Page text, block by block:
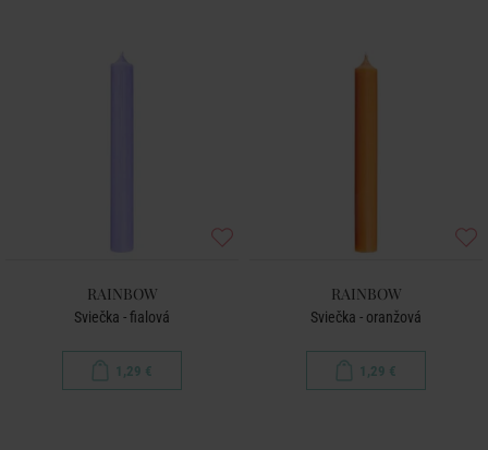
RAINBOW
Sviečka - fialová
1,29 €
RAINBOW
Sviečka - oranžová
1,29 €